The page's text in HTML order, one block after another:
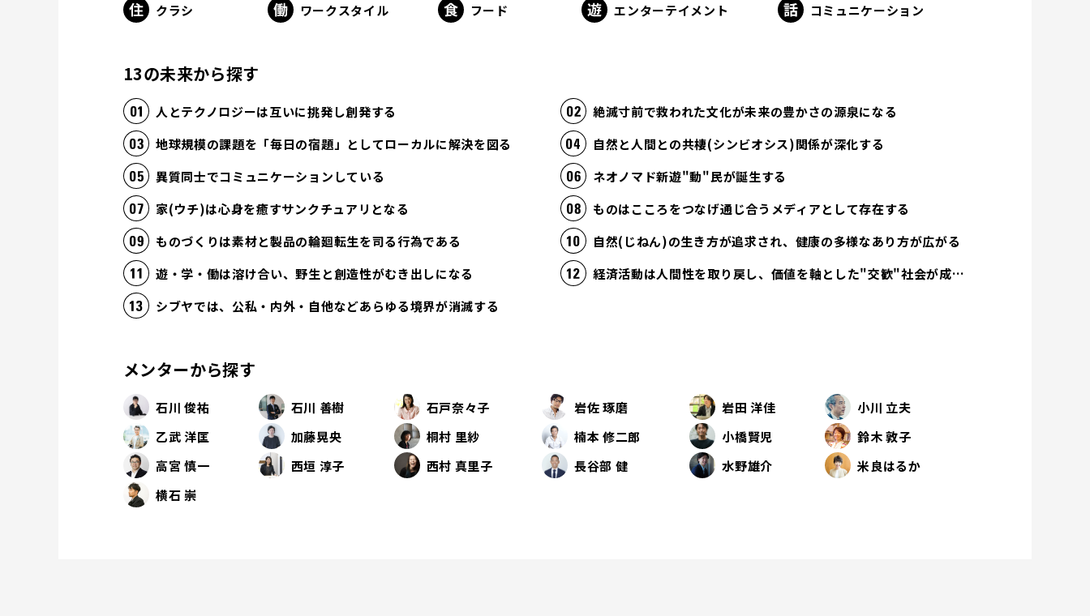
クラシ
ワークスタイル フード エンターテイメント コミュニケーション
13の未来から探す
人とテクノロジーは互いに挑発し創発する
絶滅寸前で救われた文化が未来の豊かさの源泉になる
地球規模の課題を「毎日の宿題」としてローカルに解決を図る
自然と人間との共棲(シンビオシス)関係が深化する
異質同士でコミュニケーションしている
ネオノマド新遊"動"民が誕生する
家(ウチ)は心身を癒すサンクチュアリとなる
ものはこころをつなげ通じ合うメディアとして存在する
ものづくりは素材と製品の輪廻転生を司る行為である
自然(じねん)の生き方が追求され、健康の多様なあり方が広がる
遊・学・働は溶け合い、野生と創造性がむき出しになる
経済活動は人間性を取り戻し、価値を軸とした"交歓"社会が成立する
シブヤでは、公私・内外・自他などあらゆる境界が消滅する
メンターから探す
石川 俊祐 石川 善樹 石戸奈々子 岩佐 琢磨 岩田 洋佳
小川 立夫
乙武 洋匡
加藤晃央 桐村 里紗 楠本 修二郎 小橋賢児
鈴木 敦子
高宮 慎一
西垣 淳子 西村 真里子 長谷部 健 水野雄介
米良はるか
横石 崇